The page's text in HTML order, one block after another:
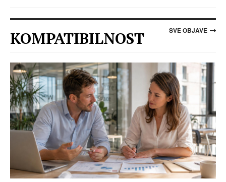
KOMPATIBILNOST SVE OBJAVE